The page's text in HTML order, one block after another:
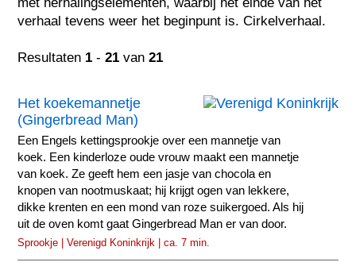
verhaal tevens weer het beginpunt is. Cirkelverhaal.
Resultaten 1 -21 van21
Het koekemannetje
(Gingerbread Man)
Een Engels kettingsprookje over een mannetje van
koek. Een kinderloze oude vrouw maakt een mannetje
van koek. Ze geeft hem een jasje van chocola en
knopen van nootmuskaat; hij krijgt ogen van lekkere,
dikke krenten en een mond van roze suikergoed. Als hij
uit de oven komt gaat Gingerbread Man er van door.
Sprookje | Verenigd Koninkrijk | ca. 7 min.